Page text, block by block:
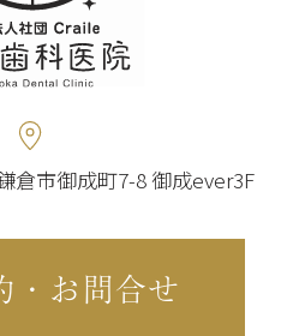
倉市御成町7-8 御成ever3F
・お問合せ